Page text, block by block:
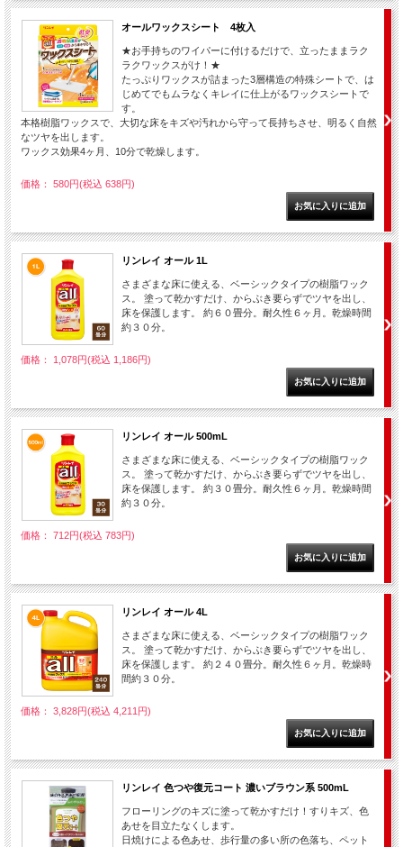
オールワックスシート 4枚入
★お手持ちのワイパーに付けるだけで、立ったままラク
ラクワックスがけ！★
たっぷりワックスが詰まった3層構造の特殊シートで、は
じめてでもムラなくキレイに仕上がるワックスシートで
す。
本格樹脂ワックスで、大切な床をキズや汚れから守って長持ちさせ、明るく自然
なツヤを出します。
ワックス効果4ヶ月、10分で乾燥します。
価格： 580円(税込 638円)
リンレイ オール 1L
さまざまな床に使える、ベーシックタイプの樹脂ワック
ス。 塗って乾かすだけ、からぶき要らずでツヤを出し、
床を保護します。 約６０畳分。耐久性６ヶ月。乾燥時間
約３０分。
価格： 1,078円(税込 1,186円)
リンレイ オール 500mL
さまざまな床に使える、ベーシックタイプの樹脂ワック
ス。 塗って乾かすだけ、からぶき要らずでツヤを出し、
床を保護します。 約３０畳分。耐久性６ヶ月。乾燥時間
約３０分。
価格： 712円(税込 783円)
リンレイ オール 4L
さまざまな床に使える、ベーシックタイプの樹脂ワック
ス。 塗って乾かすだけ、からぶき要らずでツヤを出し、
床を保護します。 約２４０畳分。耐久性６ヶ月。乾燥時
間約３０分。
価格： 3,828円(税込 4,211円)
リンレイ 色つや復元コート 濃いブラウン系 500mL
フローリングのキズに塗って乾かすだけ！すりキズ、色
あせを目立たなくします。
日焼けによる色あせ、歩行量の多い所の色落ち、ペット